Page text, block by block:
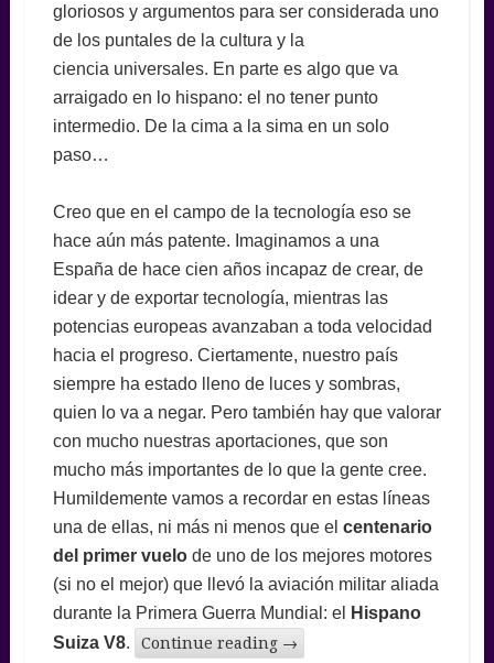
gloriosos y argumentos para ser considerada uno
de los puntales de la cultura y la
ciencia universales. En parte es algo que va
arraigado en lo hispano: el no tener punto
intermedio. De la cima a la sima en un solo
paso…
Creo que en el campo de la tecnología eso se
hace aún más patente. Imaginamos a una
España de hace cien años incapaz de crear, de
idear y de exportar tecnología, mientras las
potencias europeas avanzaban a toda velocidad
hacia el progreso. Ciertamente, nuestro país
siempre ha estado lleno de luces y sombras,
quien lo va a negar. Pero también hay que valorar
con mucho nuestras aportaciones, que son
mucho más importantes de lo que la gente cree.
Humildemente vamos a recordar en estas líneas
una de ellas, ni más ni menos que el centenario
del primer vuelode uno de los mejores motores
(si no el mejor) que llevó la aviación militar aliada
durante la Primera Guerra Mundial: el
Hispano
Suiza V8. Continue reading →